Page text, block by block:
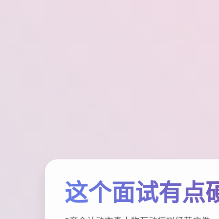
这个面试有点